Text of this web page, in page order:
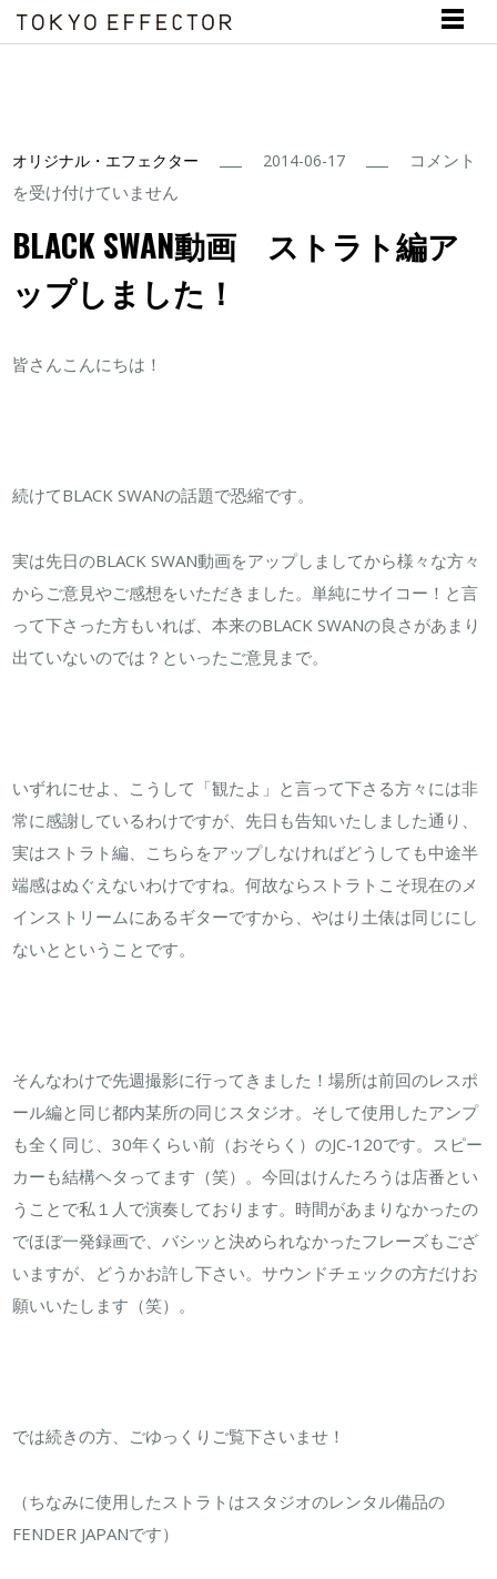
オリジナル・エフェクター 2014-06-17
BLACK
画
た！
コメント
を受け付けていません
BLACK SWAN動画 ストラト編ア
ップしました！
皆さんこんにちは！
続けてBLACK SWANの話題で恐縮です。
実は先日のBLACK SWAN動画をアップしましてから様々な方々
からご意見やご感想をいただきました。単純にサイコー！と言
って下さった方もいれば、本来のBLACK SWANの良さがあまり
出ていないのでは？といったご意見まで。
いずれにせよ、こうして「観たよ」と言って下さる方々には非
常に感謝しているわけですが、先日も告知いたしました通り、
実はストラト編、こちらをアップしなければどうしても中途半
端感はぬぐえないわけですね。何故ならストラトこそ現在のメ
インストリームにあるギターですから、やはり土俵は同じにし
ないとということです。
そんなわけで先週撮影に行ってきました！場所は前回のレスポ
ール編と同じ都内某所の同じスタジオ。そして使用したアンプ
も全く同じ、30年くらい前（おそらく）のJC-120です。スピー
カーも結構ヘタってます（笑）。今回はけんたろうは店番とい
うことで私１人で演奏しております。時間があまりなかったの
でほぼ一発録画で、バシッと決められなかったフレーズもござ
いますが、どうかお許し下さい。サウンドチェックの方だけお
願いいたします（笑）。
では続きの方、ごゆっくりご覧下さいませ！
（ちなみに使用したストラトはスタジオのレンタル備品の
FENDER JAPANです）